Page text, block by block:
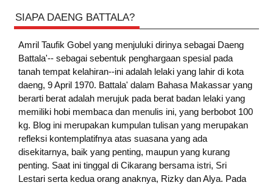
SIAPA DAENG BATTALA?
Amril Taufik Gobelyang menjuluki dirinya sebagai Daeng
Battala'-- sebagai sebentuk penghargaan spesial pada
tanah tempat kelahiran--ini adalah lelaki yang lahir di kota
daeng, 9 April 1970. Battala' dalam Bahasa Makassar yang
berarti berat adalah merujuk pada berat badan lelaki yang
memiliki hobi membaca dan menulis ini, yang berbobot 100
kg. Blog ini merupakan kumpulan tulisan yang merupakan
refleksi kontemplatifnya atas suasana yang ada
disekitarnya, baik yang penting, maupun yang kurang
penting. Saat ini tinggal di Cikarang bersama istri, Sri
Lestari serta kedua orang anaknya, Rizky dan Alya. Pada